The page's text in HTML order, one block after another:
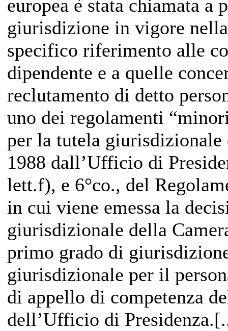
europea è stata chiamata a
giurisdizione in vigore
specifico riferimento alle
dipendente e a quelle
reclutamento di detto
uno dei regolamenti
per la tutela
1988 dall’Ufficio di
lett.f), e 6°co., del
in cui viene emessa la
giurisdizionale della
primo grado di
giurisdizionale per il
di appello di competenza
dell’Ufficio di